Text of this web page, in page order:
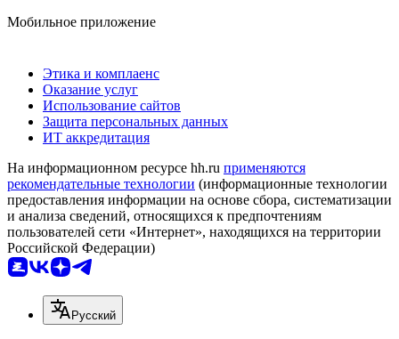
Мобильное приложение
Этика и комплаенс
Оказание услуг
Использование сайтов
Защита персональных данных
ИТ аккредитация
На информационном ресурсе hh.ru применяются
рекомендательные технологии (информационные технологии
предоставления информации на основе сбора, систематизации
и анализа сведений, относящихся к предпочтениям
пользователей сети «Интернет», находящихся на территории
Российской Федерации)
Русский